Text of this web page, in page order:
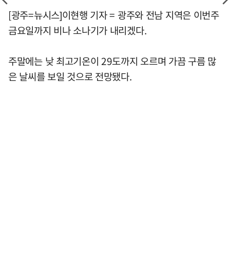
[광주=뉴시스]이현행 기자 = 광주와 전남 지역은 이번주
금요일까지 비나 소나기가 내리겠다.
주말에는 낮 최고기온이 29도까지 오르며 가끔 구름 많
은 날씨를 보일 것으로 전망됐다.